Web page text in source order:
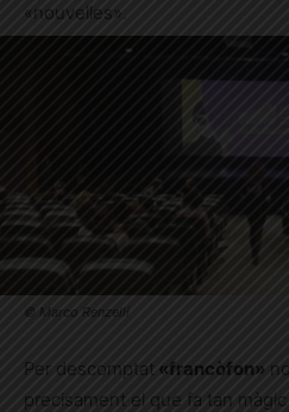
«nouvelles».
© Marco Renzelli
Per descomptat «francòfon»
precisament el que fa tan